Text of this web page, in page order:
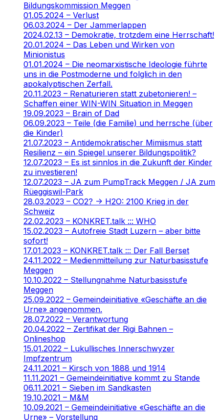
Bildungskommission Meggen
01.05.2024 – Verlust
06.03.2024 – Der Jammerlappen
2024.02.13 – Demokratie, trotzdem eine Herrschaft!
20.01.2024 – Das Leben und Wirken von
Minionistus
01.01.2024 – Die neomarxistische Ideologie führte
uns in die Postmoderne und folglich in den
apokalyptischen Zerfall.
20.11.2023 – Renaturieren statt zubetonieren! –
Schaffen einer WIN-WIN Situation in Meggen
19.09.2023 – Brain of Dad
06.09.2023 – Teile (die Familie) und herrsche (über
die Kinder)
21.07.2023 – Antidemokratischer Mimiismus statt
Resilienz – ein Spiegel unserer Bildungspolitik?
12.07.2023 – Es ist sinnlos in die Zukunft der Kinder
zu investieren!
12.07.2023 – JA zum PumpTrack Meggen / JA zum
Rüeggiswil-Park
28.03.2023 – CO2? -> H2O: 2100 Krieg in der
Schweiz
22.02.2023 – KONKRET.talk ::: WHO
15.02.2023 – Autofreie Stadt Luzern – aber bitte
sofort!
17.01.2023 – KONKRET.talk ::: Der Fall Berset
24.11.2022 – Medienmitteilung zur Naturbasisstufe
Meggen
10.10.2022 – Stellungnahme Naturbasisstufe
Meggen
25.09.2022 – Gemeindeinitiative «Geschäfte an die
Urne» angenommen.
28.07.2022 – Verantwortung
20.04.2022 – Zertifikat der Rigi Bahnen –
Onlineshop
15.01.2022 – Lukullisches Innerschwyzer
Impfzentrum
24.11.2021 – Kirsch von 1888 und 1914
11.11.2021 – Gemeindeinitiative kommt zu Stande
06.11.2021 – Sieben im Sandkasten
19.10.2021 – M&M
10.09.2021 – Gemeindeinitiative «Geschäfte an die
Urne» – Vorstellung